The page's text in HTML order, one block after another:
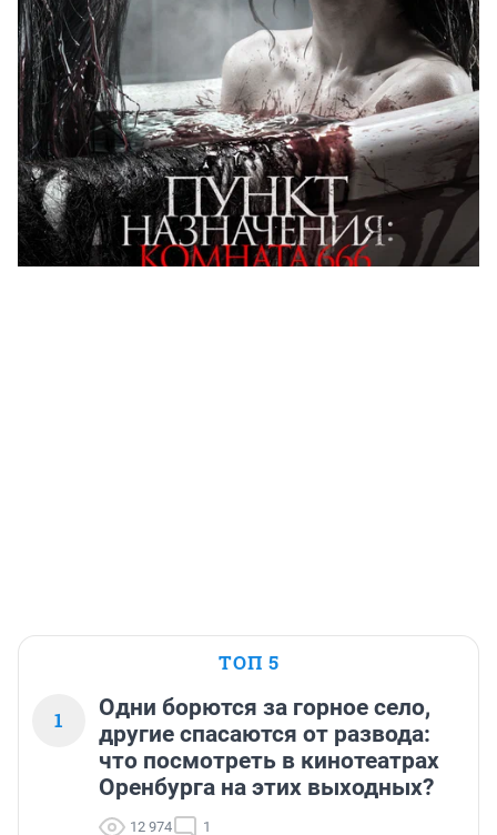
ТОП 5
1
Одни борются за горное село,
другие спасаются от развода:
что посмотреть в кинотеатрах
Оренбурга на этих выходных?
12 974 1